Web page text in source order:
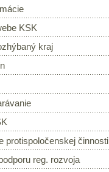
KSK
kraj
protispoločenskej činnosti
reg. rozvoja